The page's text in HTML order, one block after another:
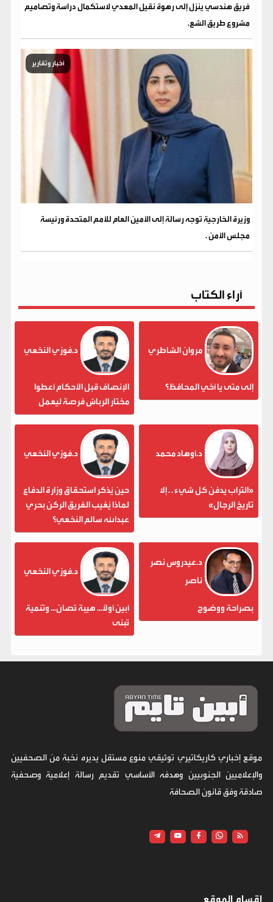
فريق هندسي ينزل إلى رهوة نقيل المعدي لاستكمال دراسة وتصاميم
مشروع طريق الشع.
أخبار وتقارير
وزيرة الخارجية توجه رسالة إلى الأمين العام للأمم المتحدة ورئيسة
مجلس الأمن .
آراء الكتاب
مروان الشاطري
إلى متى يا أخي المحافظ؟
د.فوزي النخعي
الإنصاف قبل الأحكام أعطوا
مختار الرباش فرصة ليعمل
د.أوهاد محمد
«التراب يدفن كل شيء . . إلا
تاريخ الرجال»
د.فوزي النخعي
حين يُذكر استحقاق وزارة الدفاع
لماذا يُغيب الفريق الركن بحري
عبدالله سالم النخعي؟
د.عيدروس نصر
ناصر
بصراحة ووضوح
د.فوزي النخعي
أبين أولاً... هيبة تُصان... وتنمية
تُبنى
موقع إخباري كاريكاتيري توثيقي منوع مستقل يديره نخبة من الصحفيين
والإعلاميين الجنوبيين وهدفه الأساسي تقديم رسالة إعلامية وصحفية
صادقة وفق قانون الصحافة
اقسام الموقع